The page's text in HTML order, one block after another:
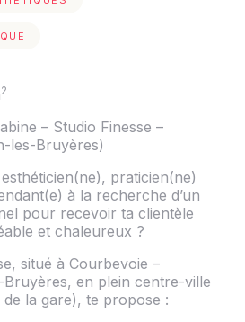
2
– Studio Finesse –
les-Bruyères)
praticien(ne)
à la recherche d’un
pour recevoir ta clientèle
et chaleureux ?
situé à Courbevoie –
en plein centre-ville
de la gare), te propose :